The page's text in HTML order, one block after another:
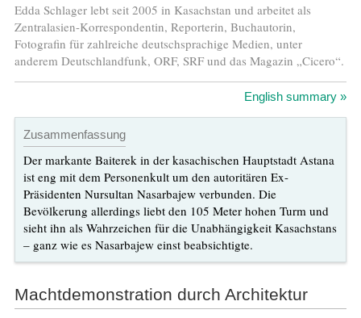
Abonnieren
Kontakt
Edda Schlager lebt seit 2005 in Kasachstan und arbeitet als
Zentralasien-Korrespondentin, Reporterin, Buchautorin,
Fotografin für zahlreiche deutschsprachige Medien, unter
anderem Deutschlandfunk, ORF, SRF und das Magazin „Cicero“.
English summary »
Zusammenfassung
Der markante Baiterek in der kasachischen Hauptstadt Astana
ist eng mit dem Personenkult um den autoritären Ex-
Präsidenten Nursultan Nasarbajew verbunden. Die
Bevölkerung allerdings liebt den 105 Meter hohen Turm und
sieht ihn als Wahrzeichen für die Unabhängigkeit Kasachstans
– ganz wie es Nasarbajew einst beabsichtigte.
Machtdemonstration durch Architektur